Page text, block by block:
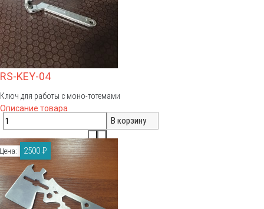
RS-KEY-04
Ключ для работы с моно-тотемами
Описание товара
Цена: 2500 ₽